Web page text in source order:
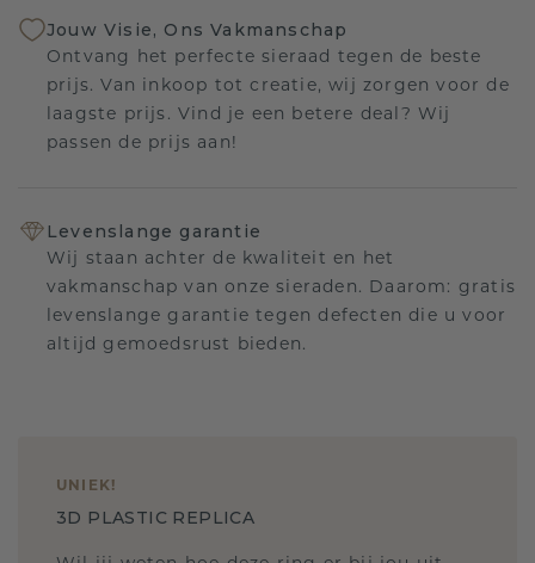
Jouw Visie, Ons Vakmanschap
Ontvang het perfecte sieraad tegen de beste
prijs. Van inkoop tot creatie, wij zorgen voor de
laagste prijs. Vind je een betere deal? Wij
passen de prijs aan!
Levenslange garantie
Wij staan achter de kwaliteit en het
vakmanschap van onze sieraden. Daarom: gratis
levenslange garantie tegen defecten die u voor
altijd gemoedsrust bieden.
UNIEK!
3D PLASTIC REPLICA